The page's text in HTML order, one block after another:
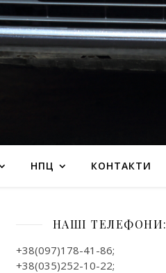
НПЦ КОНТАКТИ
НАШІ ТЕЛЕФОНИ:
+38(097)178-41-86;
+38(035)252-10-22;